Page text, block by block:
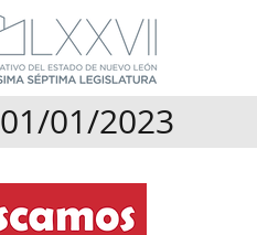
01/01/2023